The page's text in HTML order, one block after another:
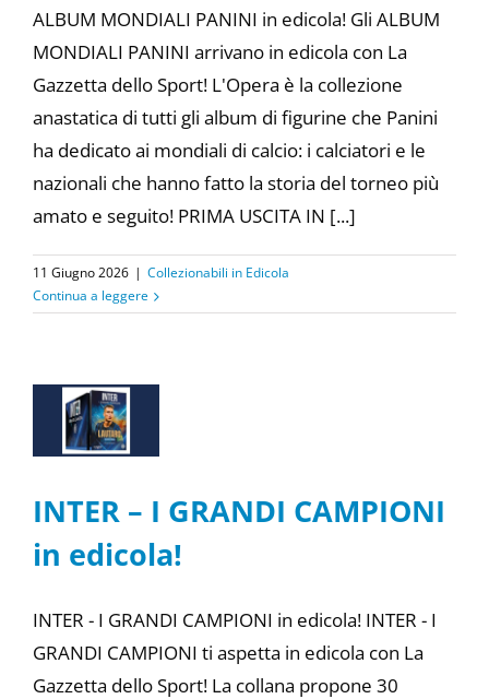
ALBUM MONDIALI PANINI in edicola! Gli ALBUM
MONDIALI PANINI arrivano in edicola con La
Gazzetta dello Sport! L'Opera è la collezione
anastatica di tutti gli album di figurine che Panini
ha dedicato ai mondiali di calcio: i calciatori e le
nazionali che hanno fatto la storia del torneo più
amato e seguito! PRIMA USCITA IN [...]
11 Giugno 2026 | Collezionabili in Edicola
Continua a leggere
INTER – I GRANDI CAMPIONI
in edicola!
INTER - I GRANDI CAMPIONI in edicola! INTER - I
GRANDI CAMPIONI ti aspetta in edicola con La
Gazzetta dello Sport! La collana propone 30